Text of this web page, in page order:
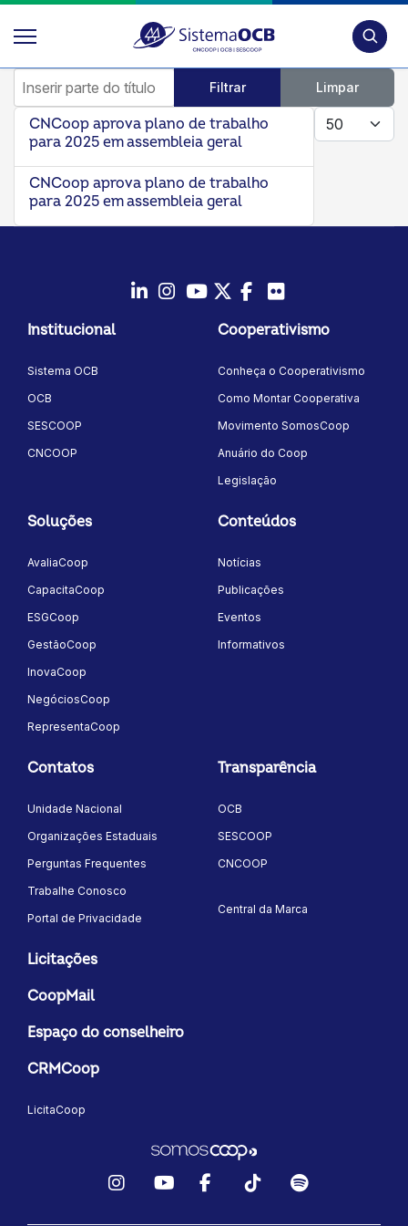
Inserir parte do título
Filtrar Limpar
Mostrar #
CNCoop aprova plano de trabalho
para 2025 em assembleia geral
CNCoop aprova plano de trabalho
para 2025 em assembleia geral
Instagram
YoutubeTwitter/X
Facebook
Institucional
Sistema OCB
OCB
SESCOOP
CNCOOP
Cooperativismo
Conheça o Cooperativismo
Como Montar Cooperativa
Movimento SomosCoop
Anuário do Coop
Legislação
Soluções
AvaliaCoop
CapacitaCoop
ESGCoop
GestãoCoop
InovaCoop
NegóciosCoop
RepresentaCoop
Conteúdos
Notícias
Publicações
Eventos
Informativos
Contatos
Unidade Nacional
Organizações Estaduais
Perguntas Frequentes
Trabalhe Conosco
Portal de Privacidade
Transparência
OCB
SESCOOP
CNCOOP
Central da Marca
Licitações
CoopMail
Espaço do conselheiro
CRMCoop
LicitaCoop